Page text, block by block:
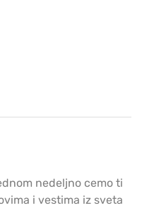
nedeljno cemo ti
i vestima iz sveta